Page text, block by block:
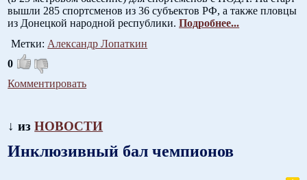
вышли 285 спортсменов из 36 субъектов РФ, а также пловцы
из Донецкой народной республики.Подробнее...
Метки: Александр Лопаткин
0
Комментировать
↓ изНОВОСТИ
Инклюзивный бал чемпионов